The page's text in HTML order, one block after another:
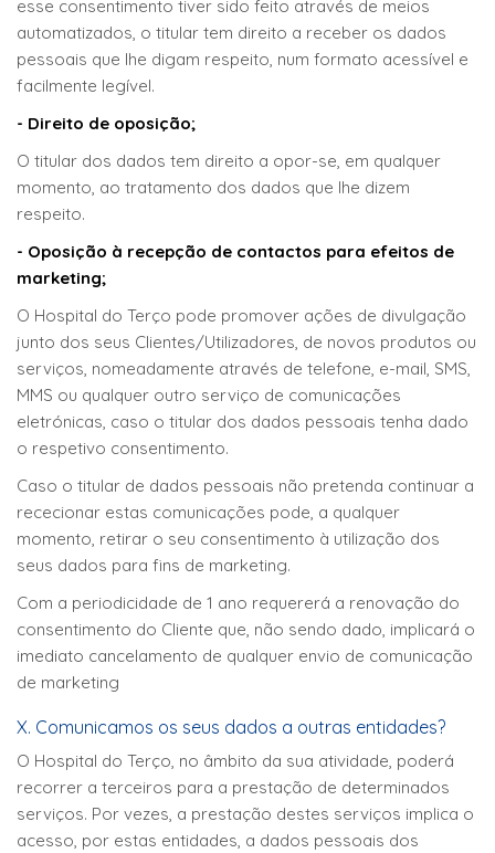
esse consentimento tiver sido feito através de meios
automatizados, o titular tem direito a receber os dados
pessoais que lhe digam respeito, num formato acessível e
facilmente legível.
- Direito de oposição;
O titular dos dados tem direito a opor-se, em qualquer
momento, ao tratamento dos dados que lhe dizem
respeito.
- Oposição à recepção de contactos para efeitos de
marketing;
O Hospital do Terço pode promover ações de divulgação
junto dos seus Clientes/Utilizadores, de novos produtos ou
serviços, nomeadamente através de telefone, e-mail, SMS,
MMS ou qualquer outro serviço de comunicações
eletrónicas, caso o titular dos dados pessoais tenha dado
o respetivo consentimento.
Caso o titular de dados pessoais não pretenda continuar a
rececionar estas comunicações pode, a qualquer
momento, retirar o seu consentimento à utilização dos
seus dados para fins de marketing.
Com a periodicidade de 1 ano requererá a renovação do
consentimento do Cliente que, não sendo dado, implicará o
imediato cancelamento de qualquer envio de comunicação
de marketing
X. Comunicamos os seus dados a outras entidades?
O Hospital do Terço, no âmbito da sua atividade, poderá
recorrer a terceiros para a prestação de determinados
serviços. Por vezes, a prestação destes serviços implica o
acesso, por estas entidades, a dados pessoais dos